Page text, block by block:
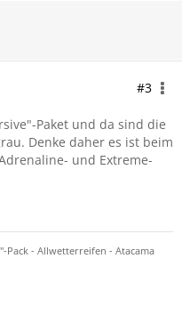
#3
Paket und da sind die
Denke daher es ist beim
und Extreme-
Pack - Allwetterreifen - Atacama